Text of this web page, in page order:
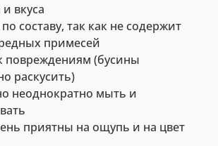
и вкуса
составу, так как не содержит
примесей
повреждениям (бусины
раскусить)
неоднократно мыть и
приятны на ощупь и на цвет